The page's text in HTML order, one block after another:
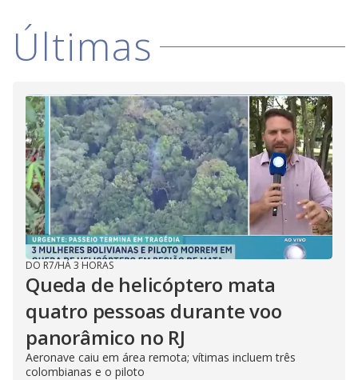
Últimas
DO R7/HÁ 3 HORAS
Queda de helicóptero mata
quatro pessoas durante voo
panorâmico no RJ
Aeronave caiu em área remota; vítimas incluem três
colombianas e o piloto